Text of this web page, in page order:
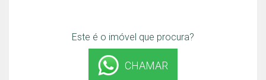
Este é o imóvel que procura?
CHAMAR